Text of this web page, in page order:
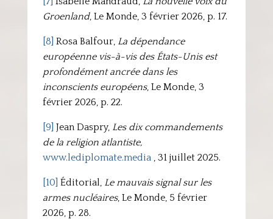
Groenland, Le Monde, 3 février 2026, p. 17.
[8] Rosa Balfour, La dépendance
européenne vis-à-vis des États-Unis est
profondément ancrée dans les
inconscients européens, Le Monde, 3
février 2026, p. 22.
[9] Jean Daspry, Les dix commandements
de la religion atlantiste,
www.lediplomate.media, 31 juillet 2025.
[10] Éditorial, Le mauvais signal sur les
armes nucléaires, Le Monde, 5 février
2026, p. 28.